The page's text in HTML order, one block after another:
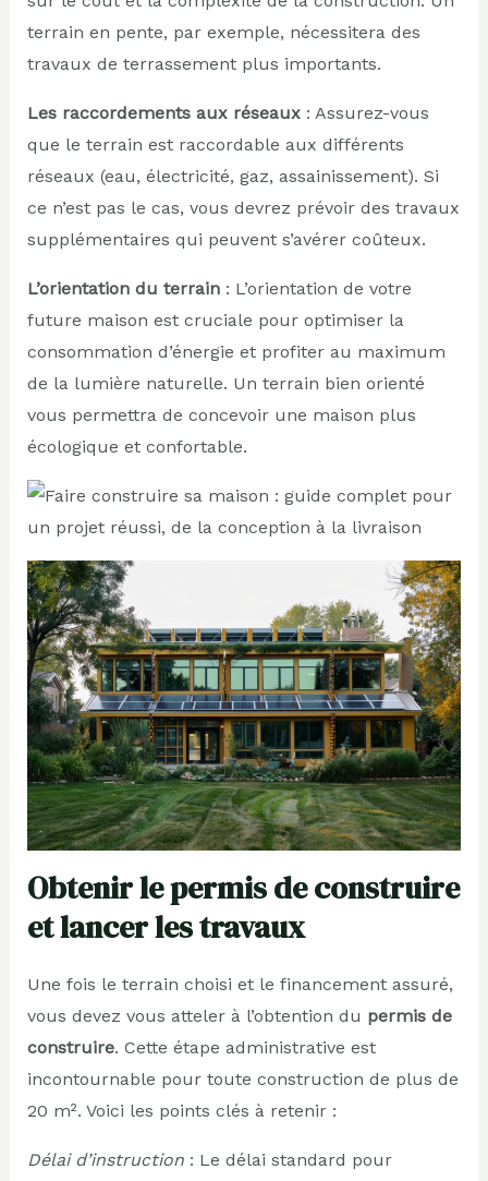
terrain en pente, par exemple, nécessitera des
travaux de terrassement plus importants.
Les raccordements aux réseaux: Assurez-vous
que le terrain est raccordable aux différents
réseaux (eau, électricité, gaz, assainissement). Si
ce n’est pas le cas, vous devrez prévoir des travaux
supplémentaires qui peuvent s’avérer coûteux.
L’orientation du terrain: L’orientation de votre
future maison est cruciale pour optimiser la
consommation d’énergie et profiter au maximum
de la lumière naturelle. Un terrain bien orienté
vous permettra de concevoir une maison plus
écologique et confortable.
Obtenir le permis de construire
et lancer les travaux
Une fois le terrain choisi et le financement assuré,
vous devez vous atteler à l’obtention du permis de
construire. Cette étape administrative est
incontournable pour toute construction de plus de
20 m². Voici les points clés à retenir :
Délai d’instruction: Le délai standard pour